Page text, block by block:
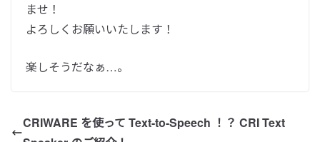
ませ！
よろしくお願いいたします！
楽しそうだなぁ…。
CRIWARE を使って Text-to-Speech ！？ CRI Text